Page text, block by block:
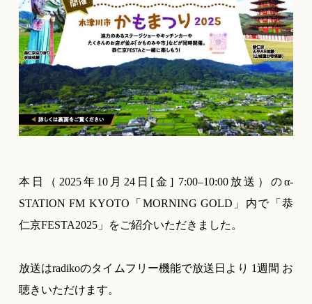
本日（2025年10月24日[金] 7:00–10:00放送）のα-
STATION FM KYOTO「MORNING GOLD」内で「恭
仁京FESTA2025」をご紹介いただきました。
放送はradikoのタイムフリー機能で放送日より 1週間 お
聴きいただけます。